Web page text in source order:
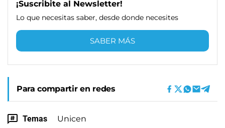
¡Suscribite al Newsletter!
Lo que necesitas saber, desde donde necesites
SABER MÁS
Para compartir en redes
Temas
Unicen